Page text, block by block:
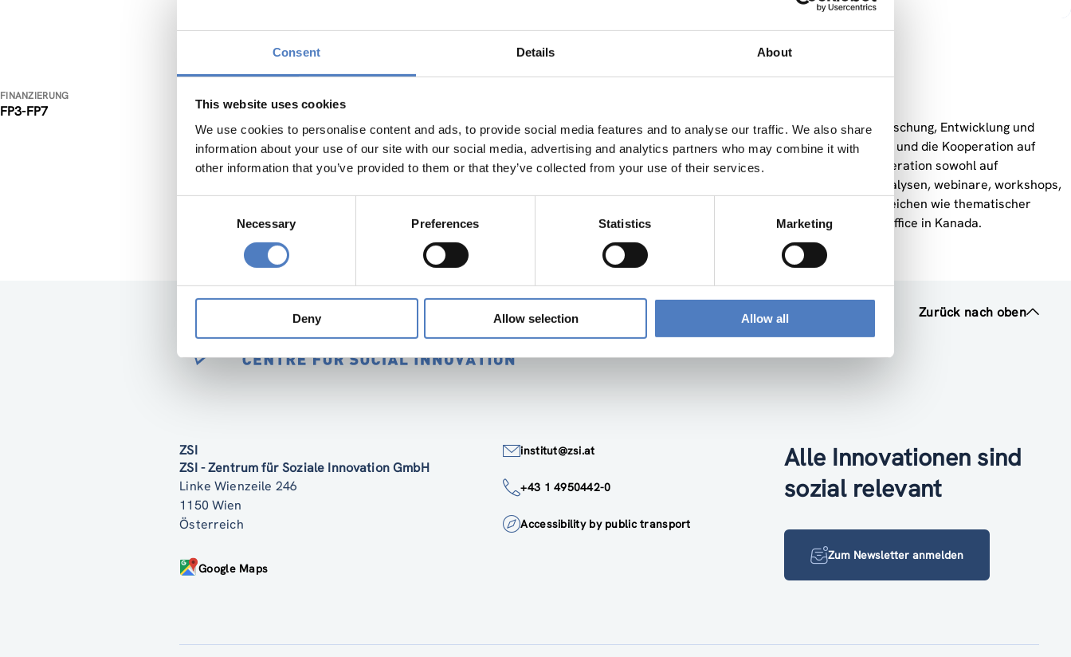
Consent Details About
This website uses cookies
We use cookies to personalise content and ads, to provide social media features and to analyse our traffic. We also share
information about your use of our site with our social media, advertising and analytics partners who may combine it with
other information that you’ve provided to them or that they’ve collected from your use of their services.
Necessary Preferences Statistics Marketing
Deny Allow selection Allow all
FINANZIERUNG
FP3-FP7
ERA-CAN+
Ziel des Projektes ist die Unterstützung der Kooperation zwischen Europa und Kanada im Bereich Forschung, Entwicklung und
Innovation. Das Projekt unterstützt den Politikdialog (JSTCC), die nationalen Kontaktstellen in Kanada und die Kooperation auf
Ebene der ForscherInnen. Es stellt Informationen bereit zu den Finanzierungsmöglichkeiten der Kooperation sowohl auf
europäischer Ebene (v.a. Horizon 2020) als auch auf kanadischer Seite (z.B. durch einen Helpdesk, Analysen, webinare, workshops,
newsletter, etc.). Das Projekt unterstützt auch die Koordination unterschiedlicher Stakeholder in Bereichen wie thematischer
Prioritätensetzung bzw. Erstellung einer Machbarkeitsstudie zu einem gemeinsamen EU R&I Liaison Office in Kanada.
Zurück nach oben
ZSI
ZSI - Zentrum für Soziale Innovation GmbH
Linke Wienzeile 246
1150 Wien
Österreich
Google Maps
institut@zsi.at
+43 1 4950442-0
Accessibility by public transport
Alle Innovationen sind
sozial relevant
Zum Newsletter anmelden